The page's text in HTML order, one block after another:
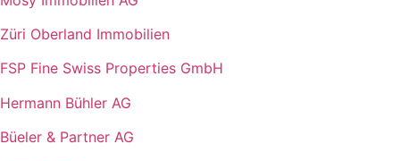
Züri Oberland Immobilien
FSP Fine Swiss Properties GmbH
Hermann Bühler AG
Büeler & Partner AG